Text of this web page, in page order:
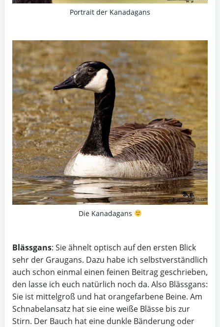
Portrait der Kanadagans
Die Kanadagans
Blässgans: Sie ähnelt optisch auf den ersten Blick
sehr der Graugans. Dazu habe ich selbstverständlich
auch schon einmal einen feinen Beitrag geschrieben,
den lasse ich euch natürlich noch da. Also Blässgans:
Sie ist mittelgroß und hat orangefarbene Beine. Am
Schnabelansatz hat sie eine weiße Blässe bis zur
Stirn. Der Bauch hat eine dunkle Bänderung oder